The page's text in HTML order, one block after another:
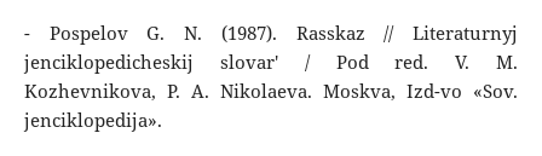
- Pospelov G. N. (1987). Rasskaz // Literaturnyj
jenciklopedicheskij slovar' / Pod red. V. M.
Kozhevnikova, P. A. Nikolaeva. Moskva, Izd-vo «Sov.
jenciklopedija».